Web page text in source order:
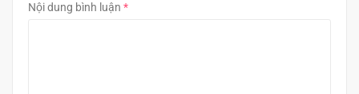
Nội dung bình luận